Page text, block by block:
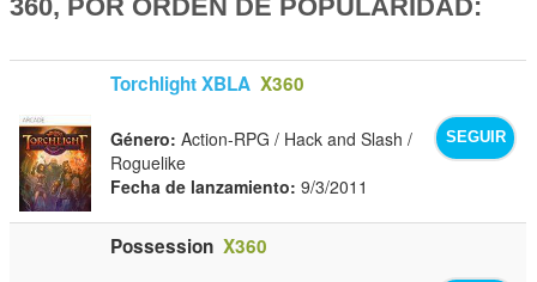
360, POR ORDEN DE POPULARIDAD:
Torchlight XBLA X360
SEGUIR
Género: Action-RPG / Hack and Slash /
Roguelike
Fecha de lanzamiento: 9/3/2011
Possession X360